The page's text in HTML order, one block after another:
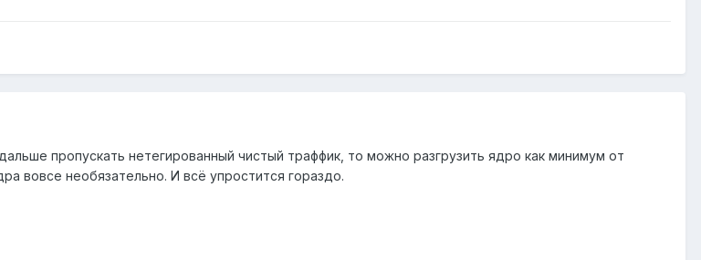
пропускать нетегированный чистый траффик, то можно разгрузить ядро как минимум от
вовсе необязательно. И всё упростится гораздо.